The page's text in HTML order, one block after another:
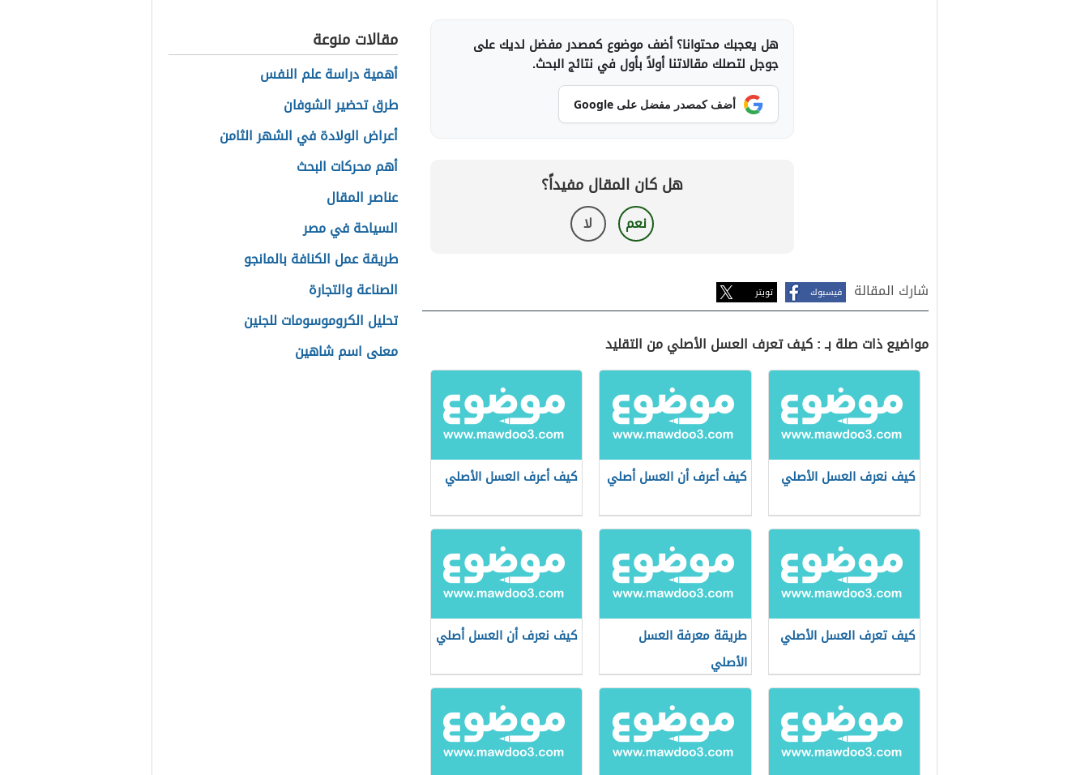
هل يعجبك محتوانا؟ أضف موضوع كمصدر مفضل لديك على
جوجل لتصلك مقالاتنا أولاً بأول في نتائج البحث.
أضف كمصدر مفضل على Google
هل كان المقال مفيداً؟
نعم لا
شارك المقالة فيسبوك تويتر
مواضيع ذات صلة بـ : كيف تعرف العسل الأصلي من التقليد
كيف نعرف العسل الأصلي كيف أعرف أن العسل أصلي كيف أعرف العسل الأصلي
كيف تعرف العسل الأصلي
طريقة معرفة العسل
الأصلي
كيف نعرف أن العسل أصلي
مقالات منوعة
أهمية دراسة علم النفس
طرق تحضير الشوفان
أعراض الولادة في الشهر الثامن
أهم محركات البحث
عناصر المقال
السياحة في مصر
طريقة عمل الكنافة بالمانجو
الصناعة والتجارة
تحليل الكروموسومات للجنين
معنى اسم شاهين